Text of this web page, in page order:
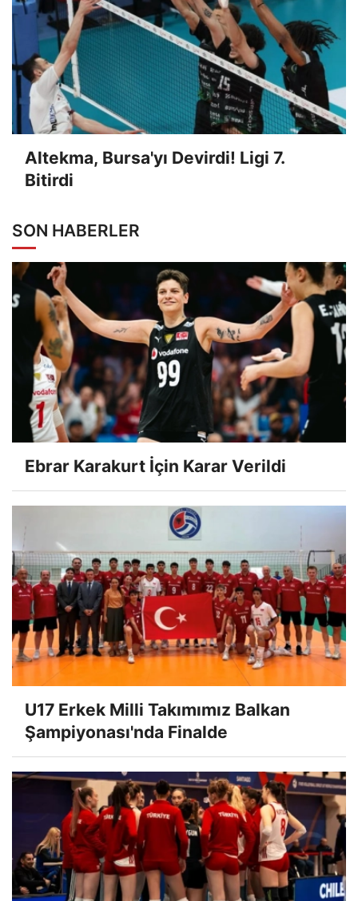
Altekma, Bursa'yı Devirdi! Ligi 7.
Bitirdi
SON HABERLER
Ebrar Karakurt İçin Karar Verildi
U17 Erkek Milli Takımımız Balkan
Şampiyonası'nda Finalde